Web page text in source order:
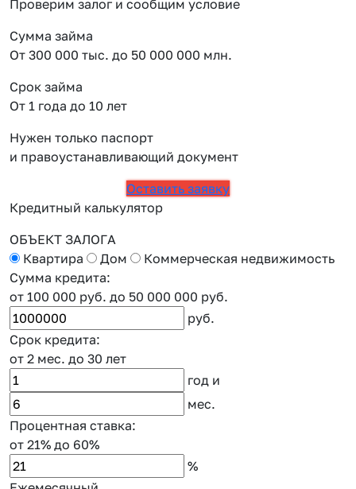
Проверим залог и сообщим условие
Сумма займа
От 300 000 тыс. до 50 000 000 млн.
Срок займа
От 1 года до 10 лет
Нужен только паспорт
и правоустанавливающий документ
Оставить заявку
Кредитный калькулятор
ОБЪЕКТ ЗАЛОГА
Квартира
Дом
Коммерческая недвижимость
Сумма кредита:
от 100 000 руб. до 50 000 000 руб.
руб.
Срок кредита:
от 2 мес. до 30 лет
год и
мес.
Процентная ставка:
от 21% до 60%
%